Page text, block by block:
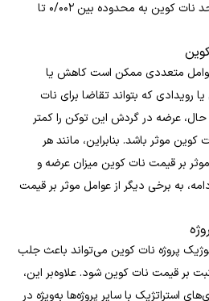
کاهش پیدا کند و قیمت هر واحد نات کوین به محدوده بین ۰/۰۰۲ تا
متعددی ممکن است کاهش یا
رویدادی که بتواند تقاضا برای نات
عرضه در گردش این توکن را کمتر
موثر باشد. بنابراین، مانند هر
بر قیمت نات کوین میزان عرضه و
به برخی دیگر از عوامل موثر بر قیمت
پروژه نات کوین می‌تواند باعث جلب
بر قیمت نات کوین شود. علاوه‌بر این،
استراتژیک با سایر پروژه‌ها به‌ویژه در